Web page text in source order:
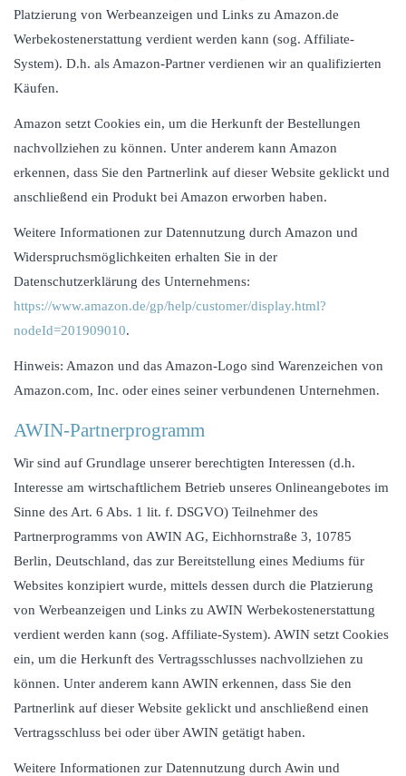
Platzierung von Werbeanzeigen und Links zu Amazon.de
Werbekostenerstattung verdient werden kann (sog. Affiliate-
System). D.h. als Amazon-Partner verdienen wir an qualifizierten
Käufen.
Amazon setzt Cookies ein, um die Herkunft der Bestellungen
nachvollziehen zu können. Unter anderem kann Amazon
erkennen, dass Sie den Partnerlink auf dieser Website geklickt und
anschließend ein Produkt bei Amazon erworben haben.
Weitere Informationen zur Datennutzung durch Amazon und
Widerspruchsmöglichkeiten erhalten Sie in der
Datenschutzerklärung des Unternehmens:
https://www.amazon.de/gp/help/customer/display.html?
nodeId=201909010.
Hinweis: Amazon und das Amazon-Logo sind Warenzeichen von
Amazon.com, Inc. oder eines seiner verbundenen Unternehmen.
AWIN-Partnerprogramm
Wir sind auf Grundlage unserer berechtigten Interessen (d.h.
Interesse am wirtschaftlichem Betrieb unseres Onlineangebotes im
Sinne des Art. 6 Abs. 1 lit. f. DSGVO) Teilnehmer des
Partnerprogramms von AWIN AG, Eichhornstraße 3, 10785
Berlin, Deutschland, das zur Bereitstellung eines Mediums für
Websites konzipiert wurde, mittels dessen durch die Platzierung
von Werbeanzeigen und Links zu AWIN Werbekostenerstattung
verdient werden kann (sog. Affiliate-System). AWIN setzt Cookies
ein, um die Herkunft des Vertragsschlusses nachvollziehen zu
können. Unter anderem kann AWIN erkennen, dass Sie den
Partnerlink auf dieser Website geklickt und anschließend einen
Vertragsschluss bei oder über AWIN getätigt haben.
Weitere Informationen zur Datennutzung durch Awin und